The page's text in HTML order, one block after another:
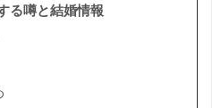
る噂と結婚情報